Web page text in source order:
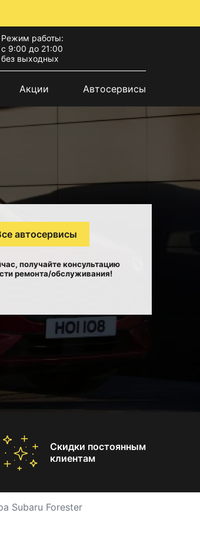
Режим работы:
с 9:00 до 21:00
без выходных
Акции Автосервисы
автосервисы
получайте консультацию
ремонта/обслуживания!
Скидки постоянным
клиентам
Subaru Forester